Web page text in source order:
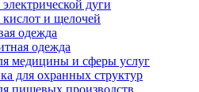
дуги
и щелочей
одежда
одежда
медицины и сферы услуг
для охранных структур
пищевых производств